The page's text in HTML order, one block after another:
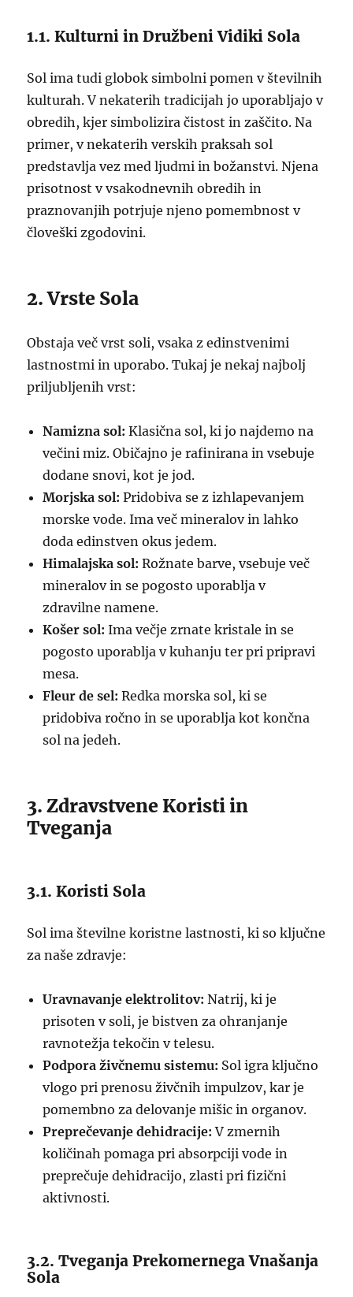
1.1. Kulturni in Družbeni Vidiki Sola
Sol ima tudi globok simbolni pomen v številnih
kulturah. V nekaterih tradicijah jo uporabljajo v
obredih, kjer simbolizira čistost in zaščito. Na
primer, v nekaterih verskih praksah sol
predstavlja vez med ljudmi in božanstvi. Njena
prisotnost v vsakodnevnih obredih in
praznovanjih potrjuje njeno pomembnost v
človeški zgodovini.
2. Vrste Sola
Obstaja več vrst soli, vsaka z edinstvenimi
lastnostmi in uporabo. Tukaj je nekaj najbolj
priljubljenih vrst:
Namizna sol: Klasična sol, ki jo najdemo na
večini miz. Običajno je rafinirana in vsebuje
dodane snovi, kot je jod.
Morjska sol: Pridobiva se z izhlapevanjem
morske vode. Ima več mineralov in lahko
doda edinstven okus jedem.
Himalajska sol: Rožnate barve, vsebuje več
mineralov in se pogosto uporablja v
zdravilne namene.
Košer sol: Ima večje zrnate kristale in se
pogosto uporablja v kuhanju ter pri pripravi
mesa.
Fleur de sel: Redka morska sol, ki se
pridobiva ročno in se uporablja kot končna
sol na jedeh.
3. Zdravstvene Koristi in
Tveganja
3.1. Koristi Sola
Sol ima številne koristne lastnosti, ki so ključne
za naše zdravje:
Uravnavanje elektrolitov: Natrij, ki je
prisoten v soli, je bistven za ohranjanje
ravnotežja tekočin v telesu.
Podpora živčnemu sistemu: Sol igra ključno
vlogo pri prenosu živčnih impulzov, kar je
pomembno za delovanje mišic in organov.
Preprečevanje dehidracije: V zmernih
količinah pomaga pri absorpciji vode in
preprečuje dehidracijo, zlasti pri fizični
aktivnosti.
3.2. Tveganja Prekomernega Vnašanja
Sola